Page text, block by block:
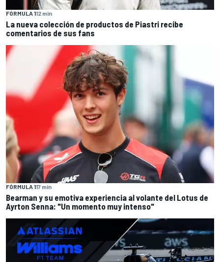
FÓRMULA 112 min
La nueva colección de productos de Piastri recibe
comentarios de sus fans
FÓRMULA 117 min
Bearman y su emotiva experiencia al volante del Lotus de
Ayrton Senna: "Un momento muy intenso"